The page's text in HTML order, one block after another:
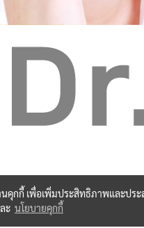
นคุกกี้ เพื่อเพิ่มประสิทธิภาพและปร
ะ นโยบายคุกกี้